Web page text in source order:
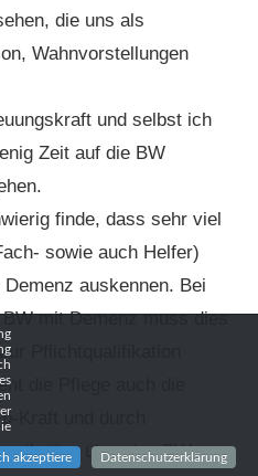
die uns als
Wahnvorstellungen
und selbst ich
Zeit auf die BW
finde, dass sehr viel
sowie auch Helfer)
auskennen. Bei
mit Demenz muss dies
Pflichtqualifikation
die Pflege auch die
Kraft und durch
über den BW
akzeptiere
Datenschutzerklärung